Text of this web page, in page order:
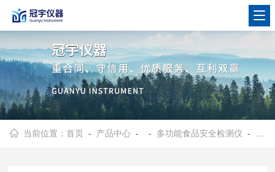
当前位置：首页 - 产品中心 - - 多功能食品安全检测仪 - 33通道多功能食品安全检测仪7寸屏安卓系统